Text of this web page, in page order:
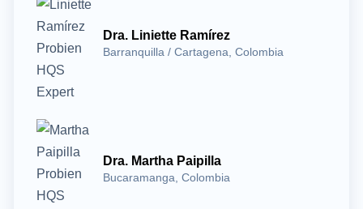
Dra. Liniette Ramírez
Barranquilla / Cartagena, Colombia
Dra. Martha Paipilla
Bucaramanga, Colombia